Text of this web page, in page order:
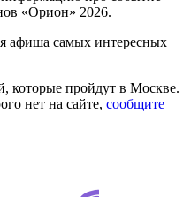
«Орион» 2026.
афиша самых интересных
которые пройдут в Москве.
нет на сайте, сообщите